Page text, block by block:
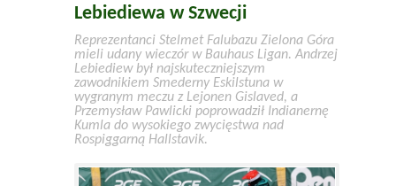
Lebiediewa w Szwecji
Reprezentanci Stelmet Falubazu Zielona Góra
mieli udany wieczór w Bauhaus Ligan. Andrzej
Lebiediew był najskuteczniejszym
zawodnikiem Smederny Eskilstuna w
wygranym meczu z Lejonen Gislaved, a
Przemysław Pawlicki poprowadził Indianernę
Kumla do wysokiego zwycięstwa nad
Rospiggarną Hallstavik.